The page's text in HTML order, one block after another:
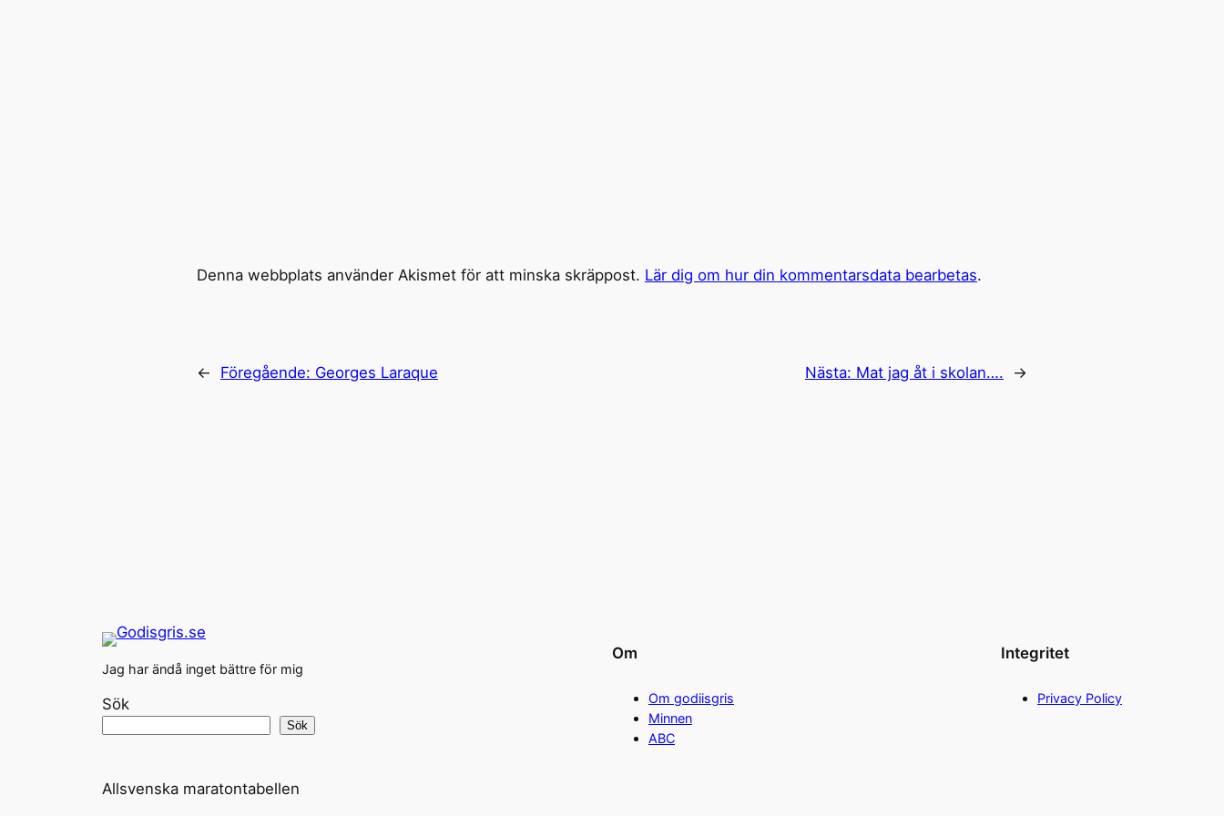
Denna webbplats använder Akismet för att minska skräppost. Lär dig om hur din kommentarsdata bearbetas.
← Föregående: Georges Laraque Nästa: Mat jag åt i skolan…. →
Jag har ändå inget bättre för mig
Sök
Sök
Om
Om godiisgris
Minnen
ABC
Integritet
Privacy Policy
Allsvenska maratontabellen